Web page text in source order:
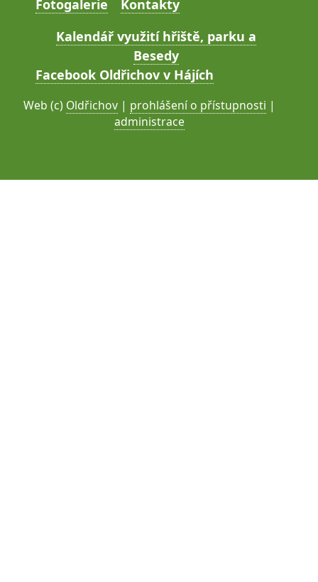
Fotogalerie
Kontakty
Kalendář využití hřiště, parku a
Besedy
Facebook Oldřichov v Hájích
Web (c) Oldřichov | prohlášení o přístupnosti |
administrace